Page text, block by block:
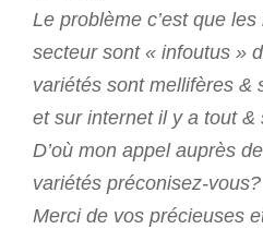
Le problème c’est que
secteur sont « infoutus »
variétés sont mellifères &
et sur internet il y a tout &
D’où mon appel auprès
variétés préconisez-vous?
Merci de vos précieuses